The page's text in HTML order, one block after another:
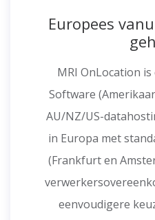
Europees
MRI OnLocation
Software
AU/NZ/US-
in Europa met
(Frankfurt en
eenvoudigere